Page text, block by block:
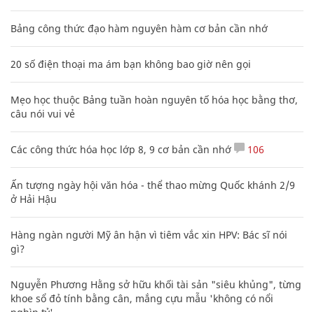
Bảng công thức đạo hàm nguyên hàm cơ bản cần nhớ
20 số điện thoại ma ám bạn không bao giờ nên gọi
Mẹo học thuộc Bảng tuần hoàn nguyên tố hóa học bằng thơ,
câu nói vui vẻ
Các công thức hóa học lớp 8, 9 cơ bản cần nhớ 106
Ấn tượng ngày hội văn hóa - thể thao mừng Quốc khánh 2/9
ở Hải Hậu
Hàng ngàn người Mỹ ân hận vì tiêm vắc xin HPV: Bác sĩ nói
gì?
Nguyễn Phương Hằng sở hữu khối tài sản "siêu khủng", từng
khoe sổ đỏ tính bằng cân, mắng cựu mẫu 'không có nổi